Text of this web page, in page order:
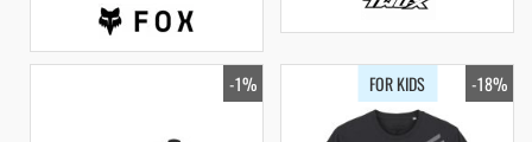
-1% -18%
FOR KIDS